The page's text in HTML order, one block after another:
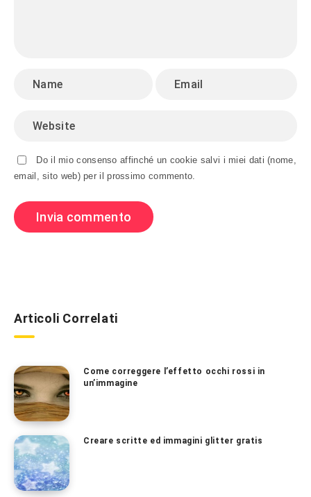
Do il mio consenso affinché un cookie salvi i miei dati (nome,
email, sito web) per il prossimo commento.
Articoli Correlati
Come correggere l’effetto occhi rossi in
un’immagine
Creare scritte ed immagini glitter gratis